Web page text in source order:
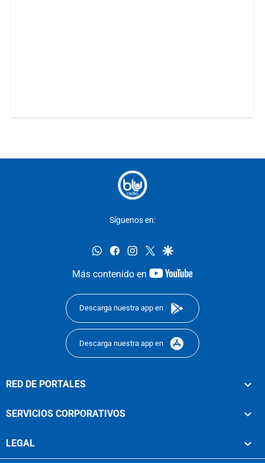
Síguenos en:
whatsappfacebookinstagram
twittergoogle
Más contenido en
youtube-
Descarga nuestra app en
Descarga nuestra app en
RED DE PORTALES
SERVICIOS CORPORATIVOS
LEGAL